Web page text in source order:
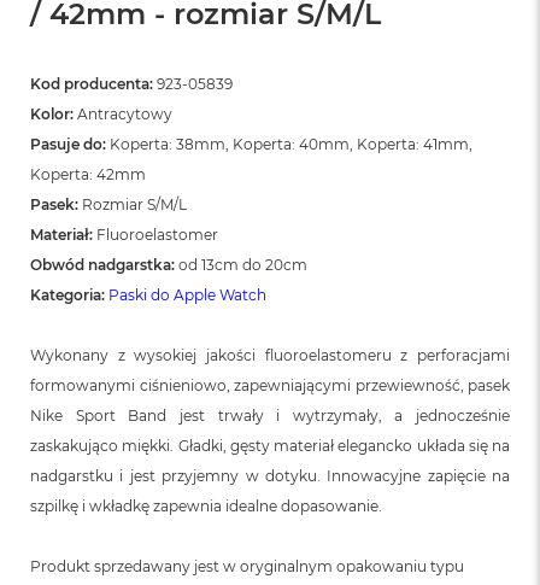
/ 42mm - rozmiar S/M/L
Kod producenta: 923-05839
Kolor: Antracytowy
Pasuje do: Koperta: 38mm, Koperta: 40mm, Koperta: 41mm,
Koperta: 42mm
Pasek: Rozmiar S/M/L
Materiał: Fluoroelastomer
Obwód nadgarstka: od 13cm do 20cm
Kategoria: Paski do Apple Watch
Wykonany z wysokiej jakości fluoroelastomeru z perforacjami
formowanymi ciśnieniowo, zapewniającymi przewiewność, pasek
Nike Sport Band jest trwały i wytrzymały, a jednocześnie
zaskakująco miękki. Gładki, gęsty materiał elegancko układa się na
nadgarstku i jest przyjemny w dotyku. Innowacyjne zapięcie na
szpilkę i wkładkę zapewnia idealne dopasowanie.
Produkt sprzedawany jest w oryginalnym opakowaniu typu